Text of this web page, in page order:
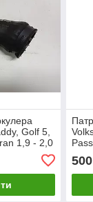
Golf 5,
1,9 - 2,0
500